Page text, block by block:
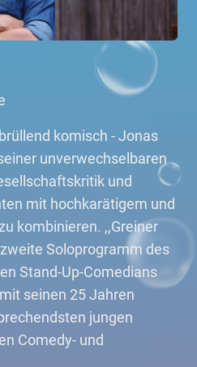
komisch - Jonas
unverwechselbaren
und
mit hochkarätigem und
kombinieren. ,,Greiner
Soloprogramm des
Stand-Up-Comedians
seinen 25 Jahren
jungen
Comedy- und